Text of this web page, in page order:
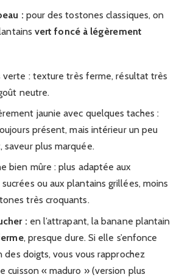
: pour des tostones classiques, on
vert foncé à légèrement
verte : texture très ferme, résultat très
neutre.
jaunie avec quelques taches :
présent, mais intérieur un peu
saveur plus marquée.
bien mûre : plus adaptée aux
ou aux plantains grillées, moins
très croquants.
: en l’attrapant, la banane plantain
, presque dure. Si elle s’enfonce
des doigts, vous vous rapprochez
cuisson « maduro » (version plus